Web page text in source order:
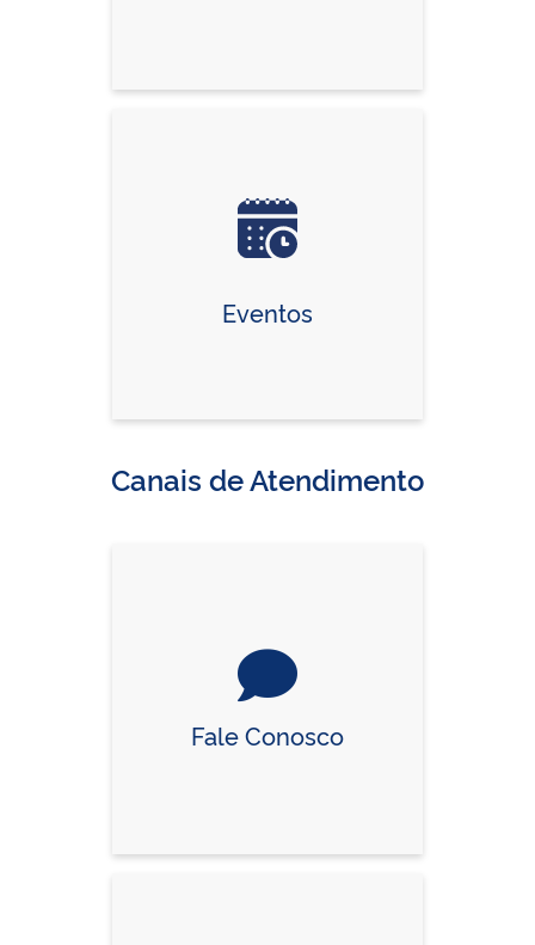
Eventos
Canais de Atendimento
Fale Conosco